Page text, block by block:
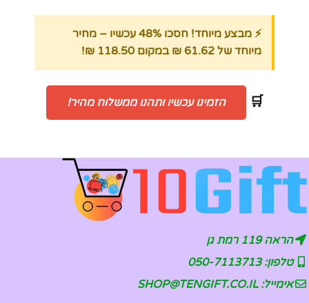
⚡ מבצע מיוחד! חסכו 48% עכשיו – מחיר
מיוחד של 61.62 ₪ במקום 118.50 ₪!
🛒 הזמינו עכשיו ותהנו ממשלוח מהיר!
הראה 119 רמת גן
טלפון: 050-7113713
אימייל: SHOP@TENGIFT.CO.IL